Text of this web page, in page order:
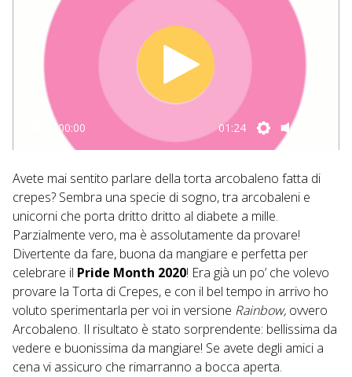
00:00 01:24
Avete mai sentito parlare della torta arcobaleno fatta di
crepes? Sembra una specie di sogno, tra arcobaleni e
unicorni che porta dritto dritto al diabete a mille.
Parzialmente vero, ma è assolutamente da provare!
Divertente da fare, buona da mangiare e perfetta per
celebrare il Pride Month 2020! Era già un po’ che volevo
provare la Torta di Crepes, e con il bel tempo in arrivo ho
voluto sperimentarla per voi in versione Rainbow, ovvero
Arcobaleno. Il risultato è stato sorprendente: bellissima da
vedere e buonissima da mangiare! Se avete degli amici a
cena vi assicuro che rimarranno a bocca aperta.